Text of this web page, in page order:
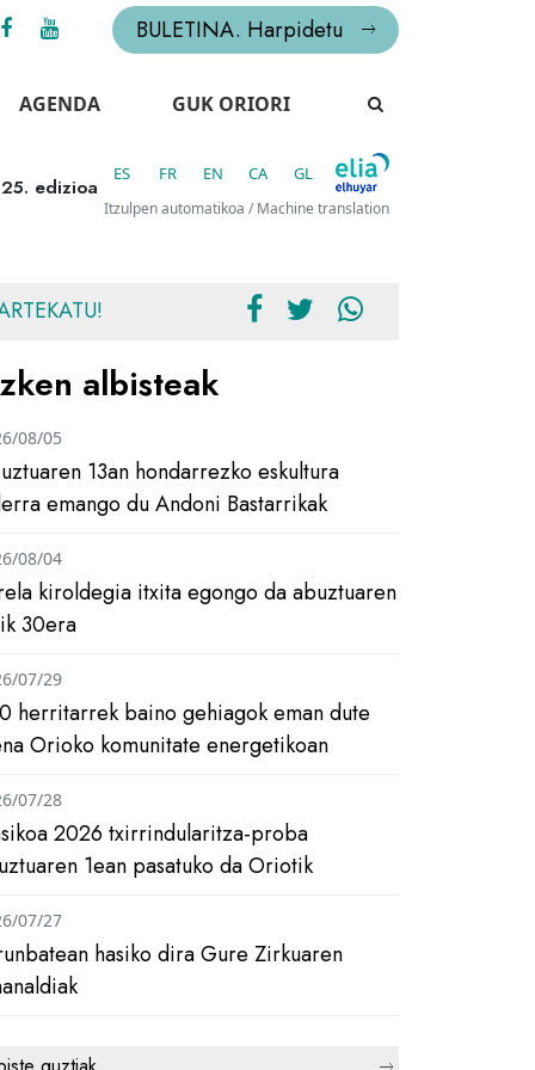
BULETINA. Harpidetu
AGENDA GUK ORIORI
edizioa
ES FR EN CA GL
Itzulpen automatikoa / Machine translation
albisteak
13an hondarrezko eskultura
emango du Andoni Bastarrikak
08/05
kiroldegia itxita egongo da abuztuaren
30era
08/04
herritarrek baino gehiagok eman dute
Orioko komunitate energetikoan
07/29
2026 txirrindularitza-proba
1ean pasatuko da Oriotik
07/28
hasiko dira Gure Zirkuaren
07/27